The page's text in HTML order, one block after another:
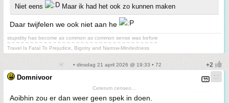
Niet eens
Maar ik had het ook zo kunnen maken
Daar twijfelen we ook niet aan he
stupidity has become as common as common sense was before
~ ~ ~ ~ ~ ~ ~ ~ ~ ~ ~ ~ ~ ~ ~ ~ ~ ~ ~ ~ ~ ~ ~ ~ ~ ~ ~ ~ ~ ~ ~ ~ ~
Travel Is Fatal To Prejudice, Bigotry and Narrow-Mindedness
• dinsdag 21 april 2026 @ 19:33 • 72
Domnivoor
Ceterum censeo...
Aoibhin zou er dan weer geen spek in doen.